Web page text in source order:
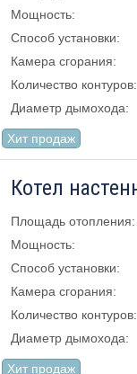
Мощность:
Способ установки:
Камера сгорания:
Количество контуров:
Диаметр дымохода:
Хит продаж
Площадь отопления:
Мощность:
Способ установки:
Камера сгорания:
Количество контуров:
Диаметр дымохода:
Хит продаж